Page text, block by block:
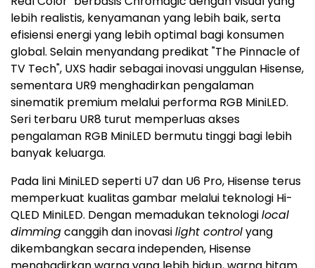
lebih realistis, kenyamanan yang lebih baik, serta
efisiensi energi yang lebih optimal bagi konsumen
global. Selain menyandang predikat "The Pinnacle of
TV Tech", UXS hadir sebagai inovasi unggulan Hisense,
sementara UR9 menghadirkan pengalaman
sinematik premium melalui performa RGB MiniLED.
Seri terbaru UR8 turut memperluas akses
pengalaman RGB MiniLED bermutu tinggi bagi lebih
banyak keluarga.
Pada lini MiniLED seperti U7 dan U6 Pro, Hisense terus
memperkuat kualitas gambar melalui teknologi Hi-
QLED MiniLED. Dengan memadukan teknologilocal
dimmingcanggih dan inovasilight controlyang
dikembangkan secara independen, Hisense